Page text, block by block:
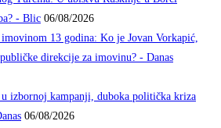
- Blic 06/08/2026
13 godina: Ko je Jovan Vorkapić,
direkcije za imovinu? - Danas
izbornoj kampanji, duboka politička kriza
06/08/2026